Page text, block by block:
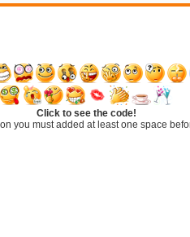
Click to see the code!
you must added at least one space